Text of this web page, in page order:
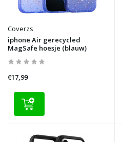
Coverzs
iphone Air gerecycled
MagSafe hoesje (blauw)
€17,99